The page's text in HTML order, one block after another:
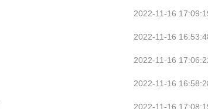
2022-11-16
2022-11-16
2022-11-16
2022-11-16
2022-11-16